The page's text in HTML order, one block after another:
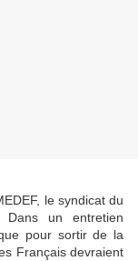
le syndicat du
un entretien
pour sortir de la
Français devraient